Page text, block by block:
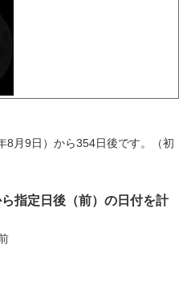
8月9日）から354日後です。（初
指定日後（前）の日付を計